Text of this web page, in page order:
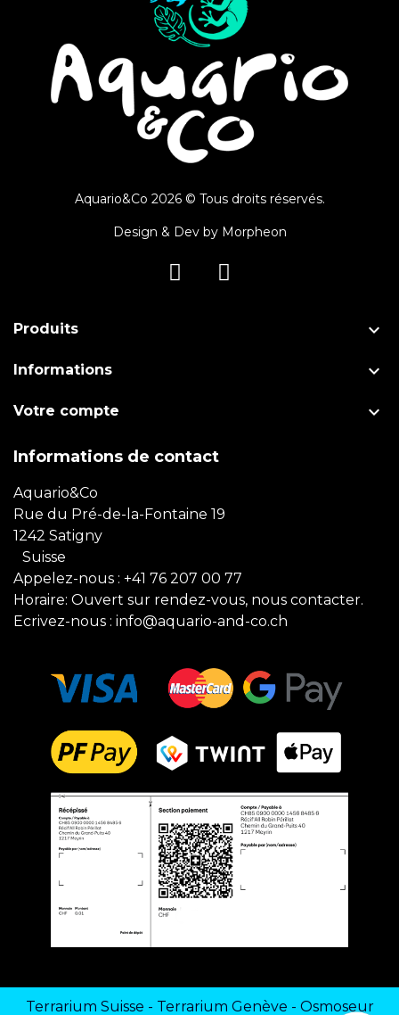
Aquario&Co 2026 © Tous droits réservés.
Design & Dev by Morpheon
Produits 
Informations 
Votre compte 
Informations de contact
Aquario&Co
Rue du Pré-de-la-Fontaine 19
1242 Satigny
Suisse
Appelez-nous : +41 76 207 00 77
Horaire: Ouvert sur rendez-vous, nous contacter.
Ecrivez-nous : info@aquario-and-co.ch
Terrarium Suisse - Terrarium Genève - Osmoseur